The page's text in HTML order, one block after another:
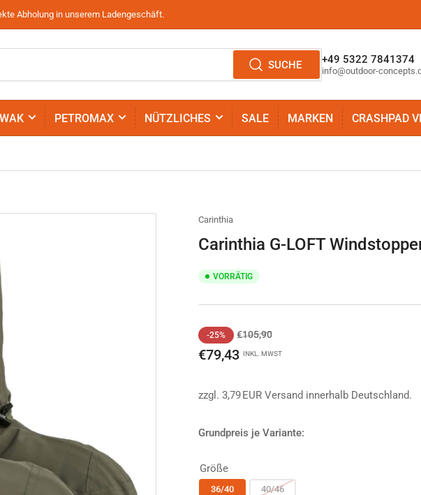
Abholung in unserem Ladengeschäft.
SUCHE +49 5322 7841374
info@outdoor-
PETROMAX NÜTZLICHES SALE MARKEN CRASHPAD
Carinthia
Carinthia G-LOFT
VORRÄTIG
Normaler
Preis
-25% €105,90Ausverkaufspreis
€79,43 INKL. MWST
zzgl. 3,79 EUR Versand innerhalb Deutschland.
Grundpreis je Variante:
Größe
36/40 40/46